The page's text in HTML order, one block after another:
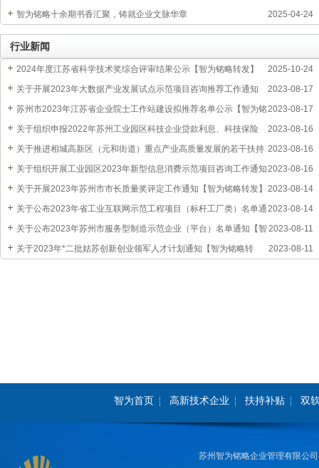
2025-04-24
智为铭略十余期书香汇聚，铸就企业文脉华章
行业新闻
2025-10-24
2024年度江苏省科学技术奖综合评审结果公示【智为铭略转发】
2023-08-17
关于开展2023年大数据产业发展试点示范项目咨询推荐工作通知
【智为铭略转发】
2023-08-17
苏州市2023年江苏省企业院士工作站建设拟推荐名单公示【智为铭
略转发】
2023-08-16
关于组织申报2022年苏州工业园区科技企业贷款利息、科技保险
费、融资担保费和融资租赁费补贴通知
2023-08-16
关于推进相城高新区（元和街道）重点产业高质量发展的若干扶持
政策
2023-08-16
关于组织开展工业园区2023年新型信息消费示范项目咨询工作通知
【智为铭略转发】
2023-08-14
关于开展2023年苏州市市长质量奖评定工作通知【智为铭略转发】
2023-08-14
关于公布2023年省工业互联网示范工程项目（标杆工厂类）名单通
知【智为铭略转发】
2023-08-11
关于公布2023年苏州市服务型制造示范企业（平台）名单通知【智
为铭略转发】
2023-08-11
关于2023年*二批姑苏创新创业领军人才计划通知【智为铭略转
智为首页 高新技术企业 扶持补贴 双
苏州智为铭略企业管理有限公司